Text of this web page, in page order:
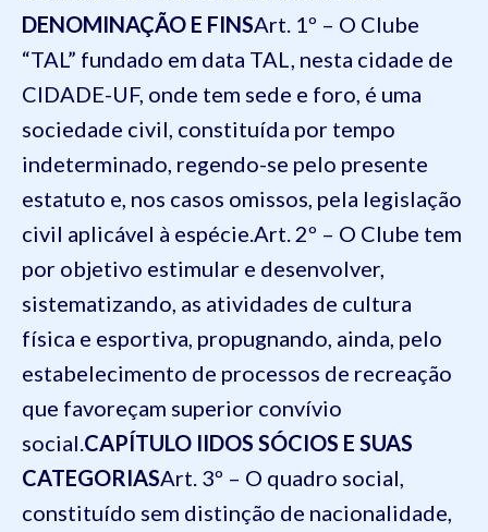
DENOMINAÇÃO E FINSArt. 1º – O Clube
“TAL” fundado em data TAL, nesta cidade de
CIDADE-UF, onde tem sede e foro, é uma
sociedade civil, constituída por tempo
indeterminado, regendo-se pelo presente
estatuto e, nos casos omissos, pela legislação
civil aplicável à espécie.Art. 2º – O Clube tem
por objetivo estimular e desenvolver,
sistematizando, as atividades de cultura
física e esportiva, propugnando, ainda, pelo
estabelecimento de processos de recreação
que favoreçam superior convívio
social.CAPÍTULO IIDOS SÓCIOS E SUAS
CATEGORIASArt. 3º – O quadro social,
constituído sem distinção de nacionalidade,